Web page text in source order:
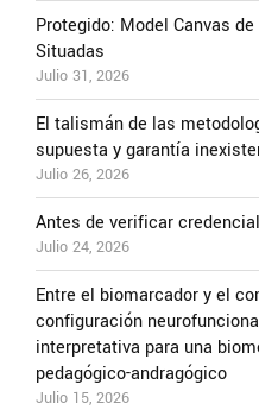
Protegido: Model Canvas
Situadas
Julio 31, 2026
El talismán de las
supuesta y garantía
Julio 26, 2026
Antes de verificar
Julio 24, 2026
Entre el biomarcador y el
configuración
interpretativa para una
pedagógico-andragógico
Julio 15, 2026